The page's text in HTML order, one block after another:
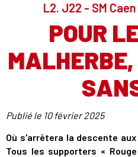
L2. J22 - SM
POUR
Publié le 10 février 2025
Où s'arrêtera la descente
Tous les supporters «